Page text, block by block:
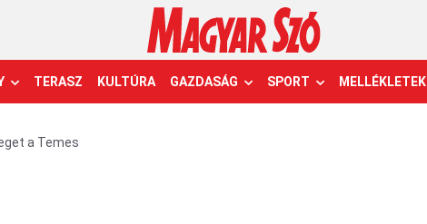
TERASZ KULTÚRA GAZDASÁG SPORT MELLÉKLETEK
a Temes